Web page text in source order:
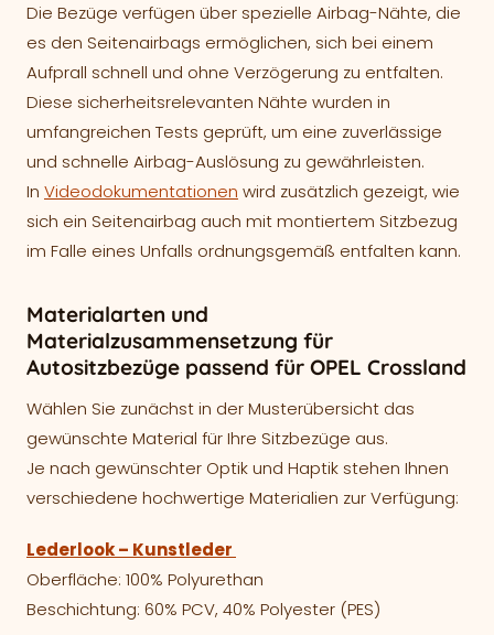
Die Bezüge verfügen über spezielle Airbag-Nähte, die
es den Seitenairbags ermöglichen, sich bei einem
Aufprall schnell und ohne Verzögerung zu entfalten.
Diese sicherheitsrelevanten Nähte wurden in
umfangreichen Tests geprüft, um eine zuverlässige
und schnelle Airbag-Auslösung zu gewährleisten.
In Videodokumentationen wird zusätzlich gezeigt, wie
sich ein Seitenairbag auch mit montiertem Sitzbezug
im Falle eines Unfalls ordnungsgemäß entfalten kann.
Materialarten und
Materialzusammensetzung für
Autositzbezüge passend für OPEL Crossland
Wählen Sie zunächst in der Musterübersicht das
gewünschte Material für Ihre Sitzbezüge aus.
Je nach gewünschter Optik und Haptik stehen Ihnen
verschiedene hochwertige Materialien zur Verfügung:
Lederlook – Kunstleder
Oberfläche: 100% Polyurethan
Beschichtung: 60% PCV, 40% Polyester (PES)